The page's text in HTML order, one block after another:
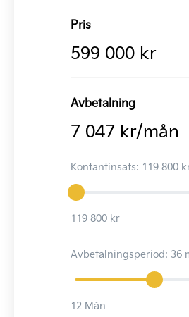
Pris
599 000 kr
Avbetalning
7 047 kr/mån
Kontantinsats: 119 800
119 800 kr
Avbetalningsperiod: 36
12 Mån